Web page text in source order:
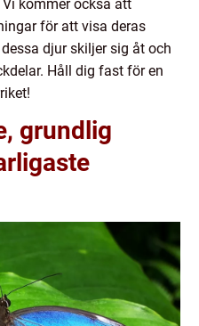
kommer också att
för att visa deras
djur skiljer sig åt och
Håll dig fast för en
grundlig